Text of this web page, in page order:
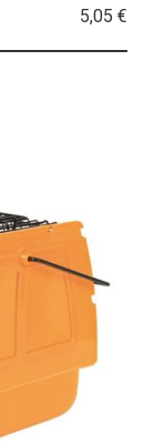
5,05 €